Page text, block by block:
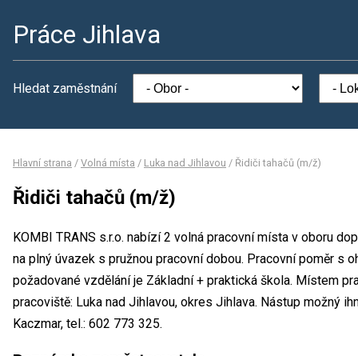
Práce Jihlava
Hledat zaměstnání
Hlavní strana / Volná místa / Luka nad Jihlavou / Řidiči tahačů (m/ž)
Řidiči tahačů (m/ž)
KOMBI TRANS s.r.o. nabízí 2 volná pracovní místa v oboru
na plný úvazek s pružnou pracovní dobou. Pracovní poměr s
požadované vzdělání je Základní + praktická škola. Místem
pracoviště: Luka nad Jihlavou, okres Jihlava. Nástup možný
Kaczmar, tel.: 602 773 325.